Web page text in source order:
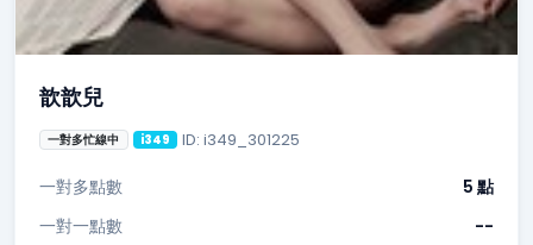
歆歆兒
一對多忙線中 i349 ID: i349_301225
一對多點數
5 點
一對一點數
--